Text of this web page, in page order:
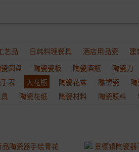
艺品 日韩料理餐具 酒店用品瓷 建
圆盘 陶瓷瓷板 陶瓷酒瓶 陶瓷刀
表 大花瓶 陶瓷花盆 雕塑瓷
陶瓷花纸 陶瓷材料 陶瓷原料